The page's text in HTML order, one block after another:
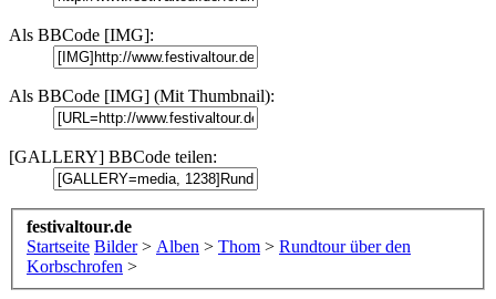
Als BBCode [IMG]:
Als BBCode [IMG] (Mit Thumbnail):
[GALLERY] BBCode teilen:
festivaltour.de
Startseite Bilder > Alben > Thom > Rundtour über den
Korbschrofen >